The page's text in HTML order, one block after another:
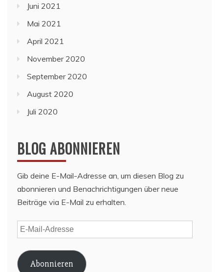
Juni 2021
Mai 2021
April 2021
November 2020
September 2020
August 2020
Juli 2020
BLOG ABONNIEREN
Gib deine E-Mail-Adresse an, um diesen Blog zu
abonnieren und Benachrichtigungen über neue
Beiträge via E-Mail zu erhalten.
E-
Mail-
Adresse
Abonnieren